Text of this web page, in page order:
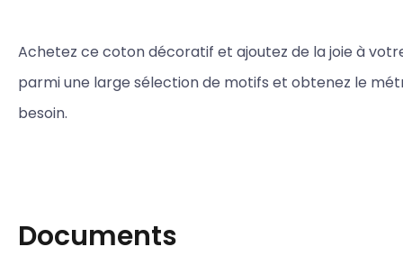
Achetez ce coton décoratif et ajoutez de la joie à
parmi une large sélection de motifs et obtenez le
besoin.
Documents